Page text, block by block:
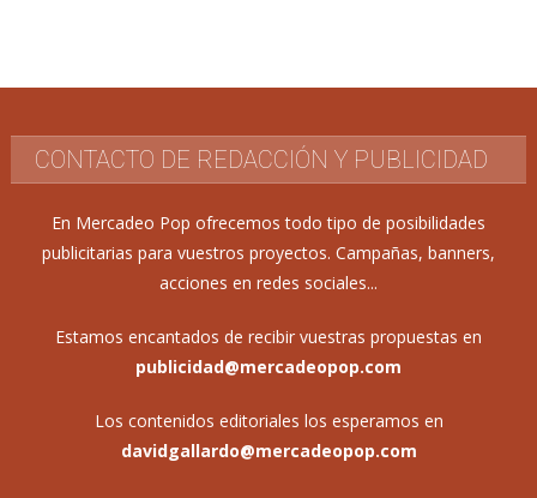
CONTACTO DE REDACCIÓN Y PUBLICIDAD
En Mercadeo Pop ofrecemos todo tipo de posibilidades
publicitarias para vuestros proyectos. Campañas, banners,
acciones en redes sociales...
Estamos encantados de recibir vuestras propuestas en
publicidad@mercadeopop.com
Los contenidos editoriales los esperamos en
davidgallardo@mercadeopop.com